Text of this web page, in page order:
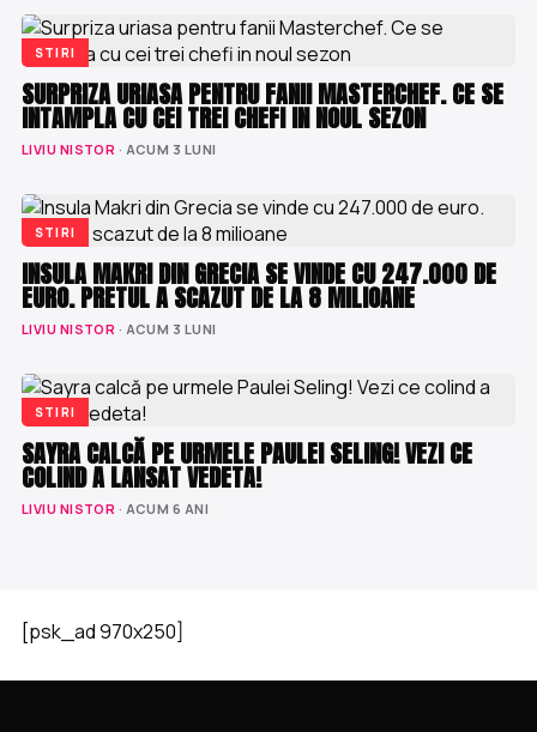
STIRI
SURPRIZA URIASA PENTRU FANII MASTERCHEF. CE SE
INTAMPLA CU CEI TREI CHEFI IN NOUL SEZON
LIVIU NISTOR · ACUM 3 LUNI
STIRI
INSULA MAKRI DIN GRECIA SE VINDE CU 247.000 DE
EURO. PRETUL A SCAZUT DE LA 8 MILIOANE
LIVIU NISTOR · ACUM 3 LUNI
STIRI
SAYRA CALCĂ PE URMELE PAULEI SELING! VEZI CE
COLIND A LANSAT VEDETA!
LIVIU NISTOR · ACUM 6 ANI
[psk_ad 970x250]